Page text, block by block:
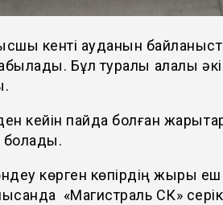
кенті ауданын
Бұл туралы қалалық
кейін пайда болған
болады.
көрген көпірдің жыры еш
«Магистраль СК»